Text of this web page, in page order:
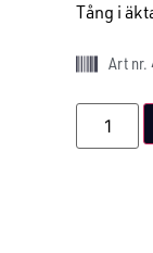
Tång i
Art nr.